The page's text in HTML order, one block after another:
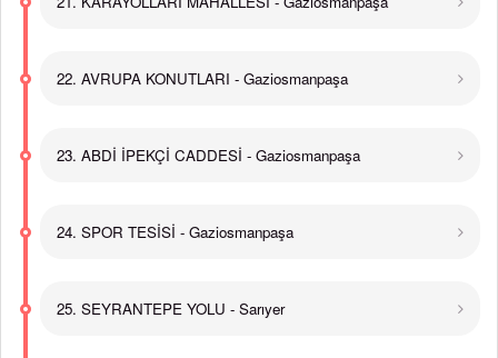
22. AVRUPA KONUTLARI - Gaziosmanpaşa
23. ABDİ İPEKÇİ CADDESİ - Gaziosmanpaşa
24. SPOR TESİSİ - Gaziosmanpaşa
25. SEYRANTEPE YOLU - Sarıyer